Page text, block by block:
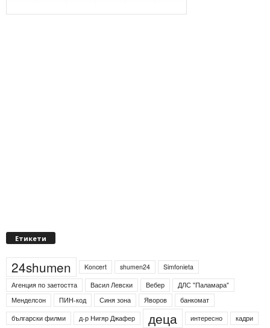
Етикети
24shumen Koncert shumen24
Simfonieta
Агенция по заетостта
Васил Левски Вебер
ДЛС "Паламара"
Менделсон
ПИН-код Синя зона Яворов
банкомат
български филми
д-р Нигяр Джафер деца интересно кадри